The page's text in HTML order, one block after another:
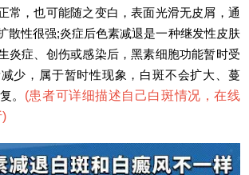
常，也可能随之变白，表面光滑无皮屑，通
散性很强;炎症后色素减退是一种继发性皮肤
炎症、创伤或感染后，黑素细胞功能暂时受
少，属于暂时性现象，白斑不会扩大、蔓
。 (患者可详细描述自己白斑情况，在线
)